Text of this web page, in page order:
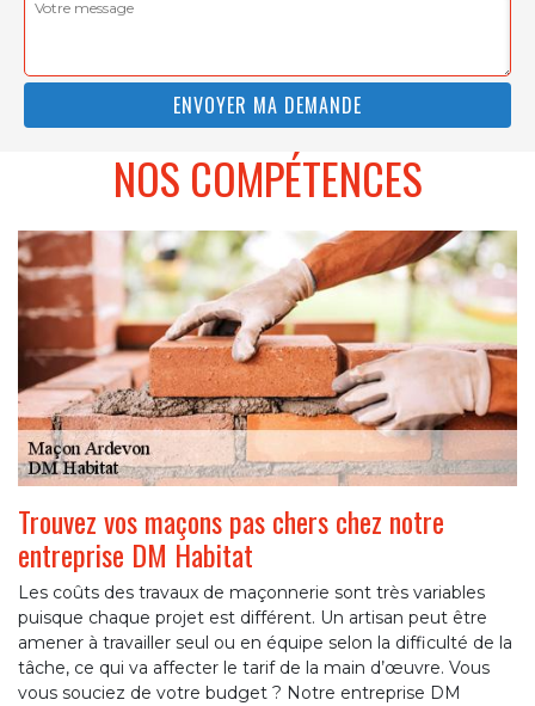
NOS COMPÉTENCES
Trouvez vos maçons pas chers chez notre
entreprise DM Habitat
Les coûts des travaux de maçonnerie sont très variables
puisque chaque projet est différent. Un artisan peut être
amener à travailler seul ou en équipe selon la difficulté de la
tâche, ce qui va affecter le tarif de la main d’œuvre. Vous
vous souciez de votre budget ? Notre entreprise DM